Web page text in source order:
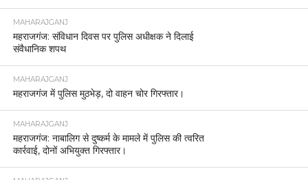
MAHARAJGANJ
महराजगंज: संविधान दिवस पर पुलिस अधीक्षक ने दिलाई
संवैधानिक शपथ
MAHARAJGANJ
महराजगंज में पुलिस मुठभेड़, दो वाहन चोर गिरफ्तार।
MAHARAJGANJ
महराजगंज: नाबालिग से दुष्कर्म के मामले में पुलिस की त्वरित
कार्रवाई, दोनों अभियुक्त गिरफ्तार।